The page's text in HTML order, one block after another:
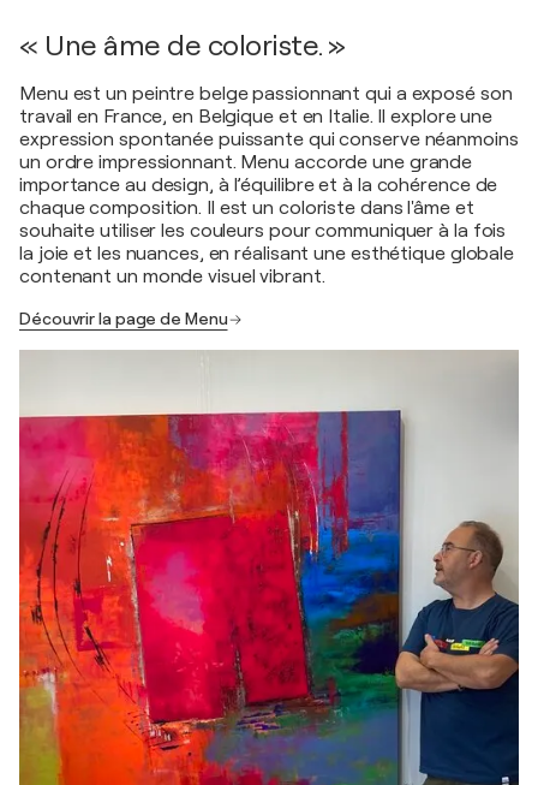
« Une âme de coloriste. »
Menu est un peintre belge passionnant qui a exposé son
travail en France, en Belgique et en Italie. Il explore une
expression spontanée puissante qui conserve néanmoins
un ordre impressionnant. Menu accorde une grande
importance au design, à l’équilibre et à la cohérence de
chaque composition. Il est un coloriste dans l'âme et
souhaite utiliser les couleurs pour communiquer à la fois
la joie et les nuances, en réalisant une esthétique globale
contenant un monde visuel vibrant.
Découvrir la page de Menu